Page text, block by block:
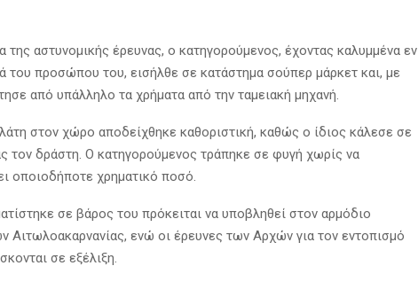
της αστυνομικής έρευνας, ο κατηγορούμενος, έχοντας καλυμμένα εν
του προσώπου του, εισήλθε σε κατάστημα σούπερ μάρκετ και, με
από υπάλληλο τα χρήματα από την ταμειακή μηχανή.
στον χώρο αποδείχθηκε καθοριστική, καθώς ο ίδιος κάλεσε σε
τον δράστη. Ο κατηγορούμενος τράπηκε σε φυγή χωρίς να
οποιοδήποτε χρηματικό ποσό.
σε βάρος του πρόκειται να υποβληθεί στον αρμόδιο
Αιτωλοακαρνανίας, ενώ οι έρευνες των Αρχών για τον εντοπισμό
σε εξέλιξη.